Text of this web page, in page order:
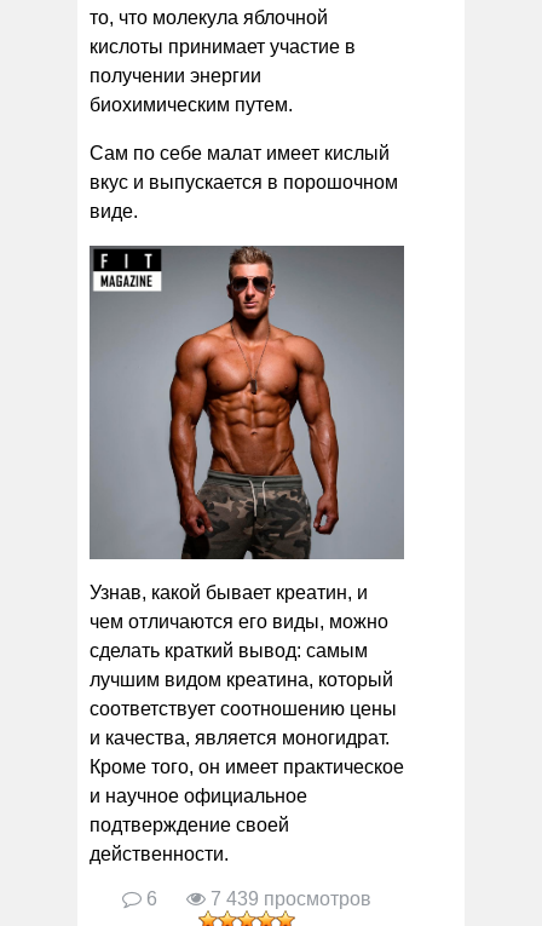
то, что молекула яблочной
кислоты принимает участие в
получении энергии
биохимическим путем.
Сам по себе малат имеет кислый
вкус и выпускается в порошочном
виде.
Узнав, какой бывает креатин, и
чем отличаются его виды, можно
сделать краткий вывод: самым
лучшим видом креатина, который
соответствует соотношению цены
и качества, является моногидрат.
Кроме того, он имеет практическое
и научное официальное
подтверждение своей
действенности.
6 7 439 просмотров